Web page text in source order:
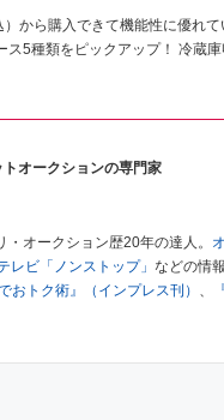
から購入できて機能性に優れ
ス5種類をピックアップ！ 冷蔵
オークションの専門家
オークション歴20年の達人。
レビ「ノンストップ」 などの情
おトク術』（インプレス刊） 、
ために、突然会社を辞める。翌
をつける。しかし、取引の仕方
ネットオークションやフリマア